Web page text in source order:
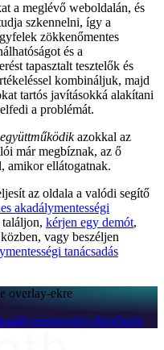
a meglévő weboldalán, és
szkennelni, így a
zökkenőmentes
és a
tapasztalt tesztelők és
kombináljuk, majd
tartós javításokká alakítani
a problémát.
együttműködikazokkal az
már megbíznak, az ő
amikor ellátogatnak.
az oldala a valódi segítő
akadálymentességi
kérjen egy demót,
vagy beszéljen
tanácsadás
overlay-ekre
ellenőrzés